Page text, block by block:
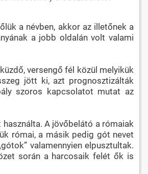
a névben, akkor az illetőnek a
a jobb oldalán volt valami
versengő fél közül melyikük
jött ki, azt prognosztizálták
szoros kapcsolatot mutat az
A jövőbelátó a rómaiak
római, a másik pedig gót nevet
valamennyien elpusztultak.
során a harcosaik felét ők is